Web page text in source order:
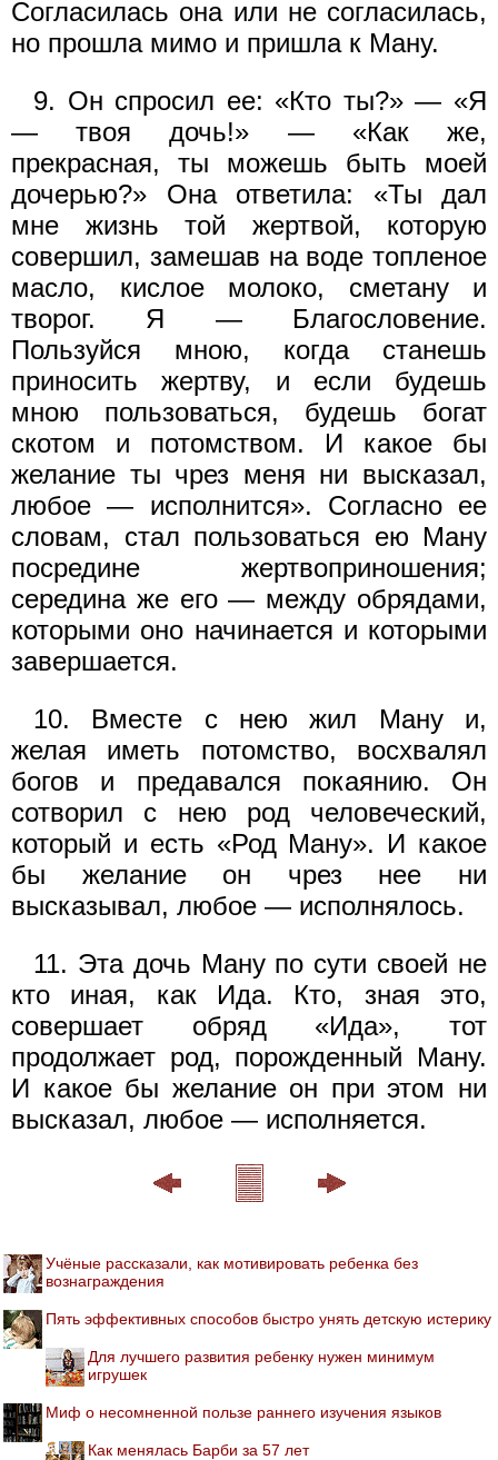
Согласилась она или не согласилась,
но прошла мимо и пришла к Ману.
9. Он спросил ее: «Кто ты?» — «Я
— твоя дочь!» — «Как же,
прекрасная, ты можешь быть моей
дочерью?» Она ответила: «Ты дал
мне жизнь той жертвой, которую
совершил, замешав на воде топленое
масло, кислое молоко, сметану и
творог. Я — Благословение.
Пользуйся мною, когда станешь
приносить жертву, и если будешь
мною пользоваться, будешь богат
скотом и потомством. И какое бы
желание ты чрез меня ни высказал,
любое — исполнится». Согласно ее
словам, стал пользоваться ею Ману
посредине жертвоприношения;
середина же его — между обрядами,
которыми оно начинается и которыми
завершается.
10. Вместе с нею жил Ману и,
желая иметь потомство, восхвалял
богов и предавался покаянию. Он
сотворил с нею род человеческий,
который и есть «Род Ману». И какое
бы желание он чрез нее ни
высказывал, любое — исполнялось.
11. Эта дочь Ману по сути своей не
кто иная, как Ида. Кто, зная это,
совершает обряд «Ида», тот
продолжает род, порожденный Ману.
И какое бы желание он при этом ни
высказал, любое — исполняется.
Учёные рассказали, как мотивировать ребенка без
вознаграждения
Пять эффективных способов быстро унять детскую истерику
Для лучшего развития ребенку нужен минимум
игрушек
Миф о несомненной пользе раннего изучения языков
Как менялась Барби за 57 лет